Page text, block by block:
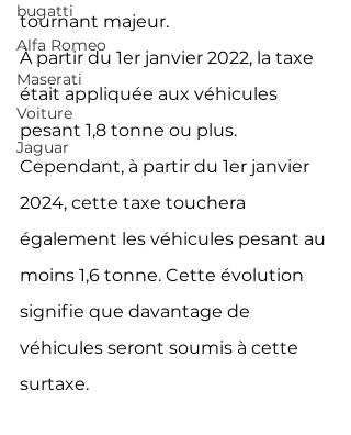
bugatti
Alfa Romeo
Maserati
Voiture
Jaguar
tournant majeur.
À partir du 1er janvier 2022, la taxe
était appliquée aux véhicules
pesant 1,8 tonne ou plus.
Cependant, à partir du 1er janvier
2024, cette taxe touchera
également les véhicules pesant au
moins 1,6 tonne. Cette évolution
signifie que davantage de
véhicules seront soumis à cette
surtaxe.